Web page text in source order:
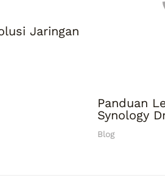
Jaringan
Panduan
Synology
Blog